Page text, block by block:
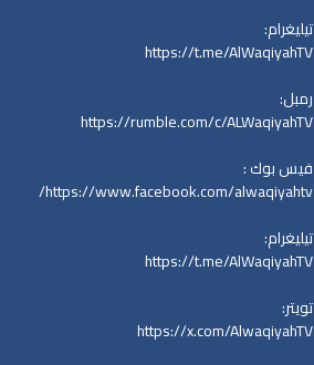
تيليغرام:
https://t.me/AlWaqiyahTV
رمبل:
https://rumble.com/c/ALWaqiyahTV
فيس بوك :
https://www.facebook.com/alwaqiyahtv/
تيليغرام:
https://t.me/AlWaqiyahTV
تويتر:
https://x.com/AlwaqiyahTV